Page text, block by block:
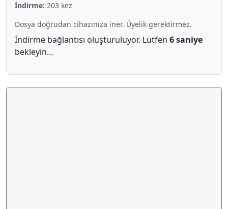
İndirme: 203 kez
Dosya doğrudan cihazınıza iner. Üyelik gerektirmez.
İndirme bağlantısı oluşturuluyor. Lütfen 6 saniye
bekleyin…